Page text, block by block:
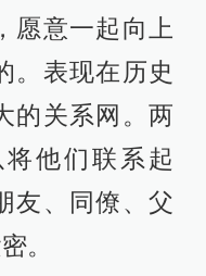
愿意一起向上
。表现在历史
的关系网。两
他们联系起
友、同僚、父
。